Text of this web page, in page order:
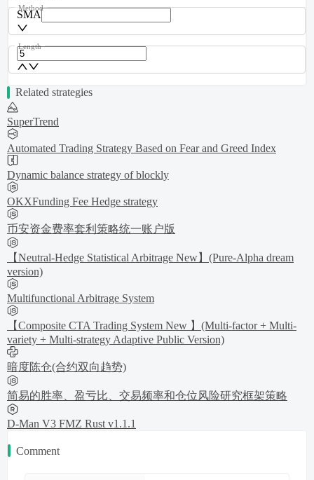
SMA
Method
Length
Related strategies
SuperTrend
Automated Trading Strategy Based on Fear and Greed Index
Dynamic balance strategy of blockly
OKXFunding Fee Hedge strategy
币安资金费率套利策略统一账户版
【Neutral-Hedge Statistical Arbitrage New】(Pure-Alpha dream
version)
Multifunctional Arbitrage System
【Composite CTA Trading System New 】(Multi-factor + Multi-
variety + Multi-strategy Adaptive Public Version)
暗度陈仓(合约双向趋势)
简易的胜率、盈亏比、交易频率和仓位风险研究框架策略
D-Man V3 FMZ Rust v1.1.1
Comment